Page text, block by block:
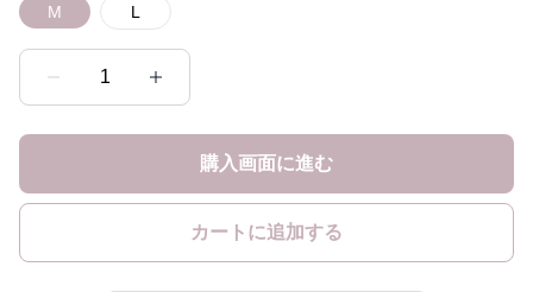
M L
1
購入画面に進む
カートに追加する